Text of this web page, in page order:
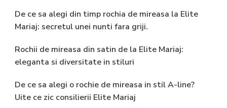
De ce sa alegi din timp rochia de mireasa la Elite
Mariaj: secretul unei nunti fara griji.
Rochii de mireasa din satin de la Elite Mariaj:
eleganta si diversitate in stiluri
De ce sa alegi o rochie de mireasa in stil A-line?
Uite ce zic consilierii Elite Mariaj